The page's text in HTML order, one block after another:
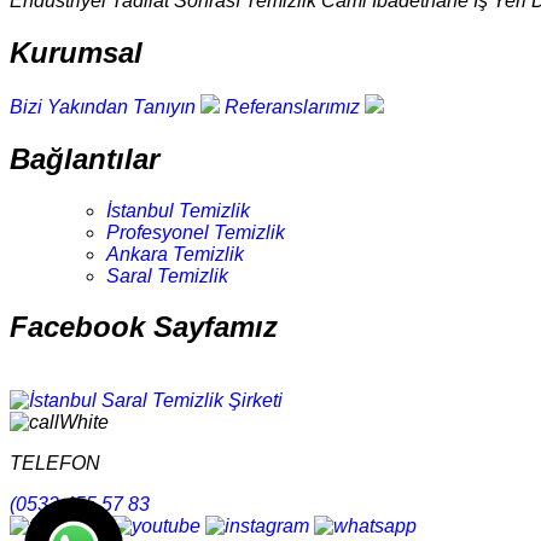
Kurumsal
Bizi Yakından Tanıyın Referanslarımız
Bağlantılar
İstanbul Temizlik
Profesyonel Temizlik
Ankara Temizlik
Saral Temizlik
Facebook Sayfamız
TELEFON
(0532 455 57 83